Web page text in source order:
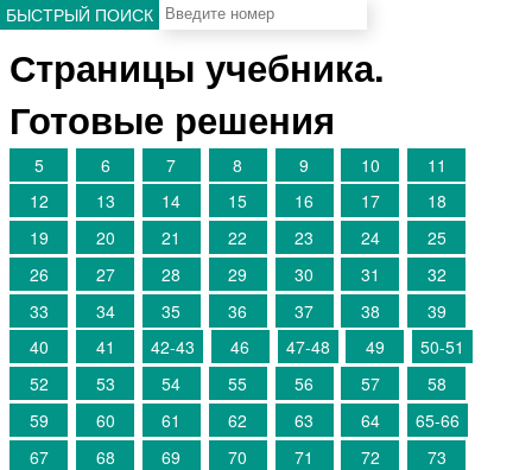
БЫСТРЫЙ ПОИСК
Страницы учебника.
Готовые решения
5 6 7 8 9 10
11
12
13 14 15 16 17
18
19
20 21 22 23 24
25
26
27 28 29 30 31
32
33
34 35 36 37 38
39
40
41 42-43 46 47-48 49
50-51
52
53 54 55 56 57
58
59
60 61 62 63 64
65-66
67
68 69 70 71 72
73